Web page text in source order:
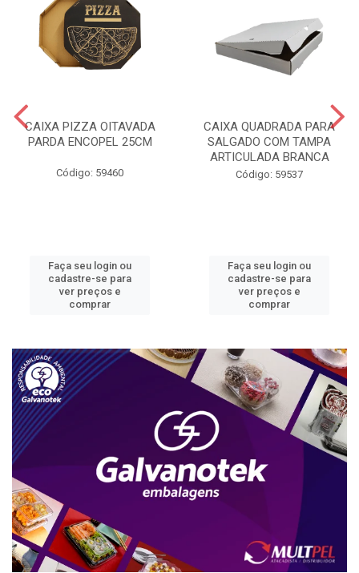
CAIXA PIZZA OITAVADA
PARDA ENCOPEL 25CM
Código: 59460
Faça seu login ou
cadastre-se para
ver preços e
comprar
CAIXA QUADRADA PARA
SALGADO COM TAMPA
ARTICULADA BRANCA
Código: 59537
Faça seu login ou
cadastre-se para
ver preços e
comprar